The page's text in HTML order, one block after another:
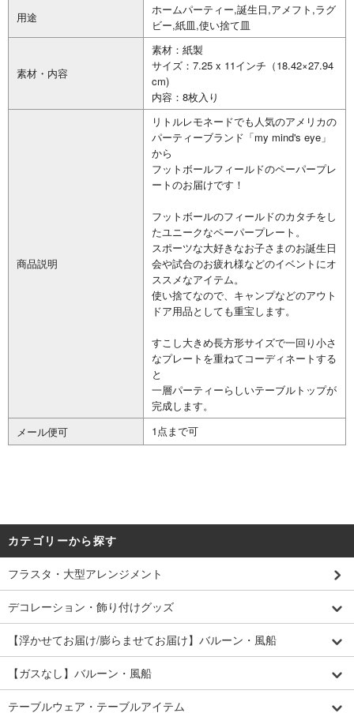
用途
ホームパーティー,誕生日,アメフト,ラグ
ビー,紙皿,使い捨て皿
素材・内容
素材：紙製
サイズ：7.25 x 11インチ（18.42×27.94
cm)
内容：8枚入り
商品説明
リトルレモネードでも人気のアメリカの
パーティーブランド「my mind's eye」
から
フットボールフィールドのペーパープレ
ートのお届けです！
フットボールのフィールドのカタチをし
たユニークなペーパープレート。
スポーツな大好きなお子さまのお誕生日
会や試合のお疲れ様などのイベントにオ
ススメなアイテム。
使い捨てなので、キャンプなどのアウト
ドア用品としても重宝します。
すこし大きめ長方形サイズで一回り小さ
なプレートを重ねてコーディネートする
と
一層パーティーらしいテーブルトップが
完成します。
メール便可
1点まで可
カテゴリーから探す
フラスタ・大型アレンジメント
デコレーション・飾り付けグッズ
【浮かせてお届け/膨らませてお届け】バルーン・風船
【ガスなし】バルーン・風船
テーブルウェア・テーブルアイテム